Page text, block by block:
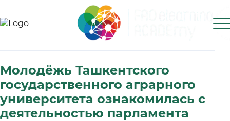
Toshkent davlat agrar universiteti
Молодёжь Ташкентского
государственного аграрного
университета ознакомилась с
деятельностью парламента